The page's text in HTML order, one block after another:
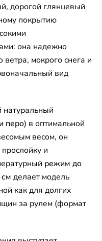
дорогой глянцевый
покрытию
она надежно
мокрого снега и
вид
перо) в оптимальной
весом, он
и
режим до
делает модель
как для долгих
за рулем (формат